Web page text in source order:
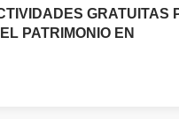
GRATUITAS
PATRIMONIO EN